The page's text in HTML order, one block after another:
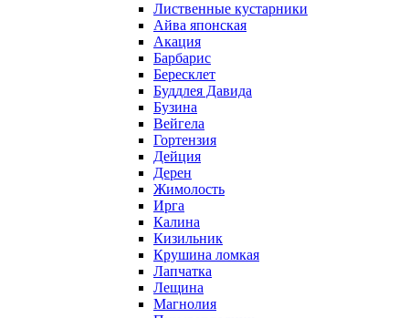
Лиственные кустарники
Айва японская
Акация
Барбарис
Бересклет
Буддлея Давида
Бузина
Вейгела
Гортензия
Дейция
Дерен
Жимолость
Ирга
Калина
Кизильник
Крушина ломкая
Лапчатка
Лещина
Магнолия